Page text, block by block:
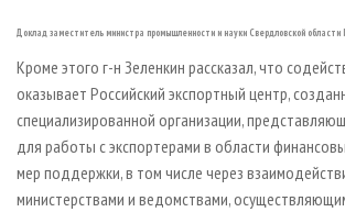
Доклад заместитель министра промышленности и науки Свердловской области
Кроме этого г-н Зеленкин рассказал, что
оказывает Российский экспортный центр,
специализированной организации,
для работы с экспортерами в области
мер поддержки, в том числе через
министерствами и ведомствами,